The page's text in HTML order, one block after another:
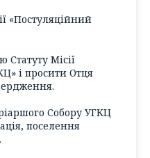
«Постуляційний
Статуту Місії
і просити Отця
Собору УГКЦ
поселення